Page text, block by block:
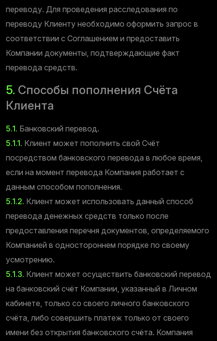
переводу. Для проведения расследования по
переводу Клиенту необходимо оформить запрос в
соответствии с Соглашением и предоставить
Компании документы, подтверждающие факт
перевода средств.
5. Способы пополнения Счёта
Клиента
5.1. Банковский перевод.
5.1.1. Клиент может пополнить свой Счёт
посредством банковского перевода в любое время,
если на момент перевода Компания работает с
данным способом пополнения.
5.1.2. Клиент может использовать данный способ
перевода денежных средств только после
предоставления перечня документов, определяемого
Компанией в одностороннем порядке по своему
усмотрению.
5.1.3. Клиент может осуществить банковский перевод
на банковский счёт Компании, указанный в Личном
кабинете, только со своего личного банковского
счёта, либо совершить платеж только от своего
имени без открытия банковского счёта. Компания